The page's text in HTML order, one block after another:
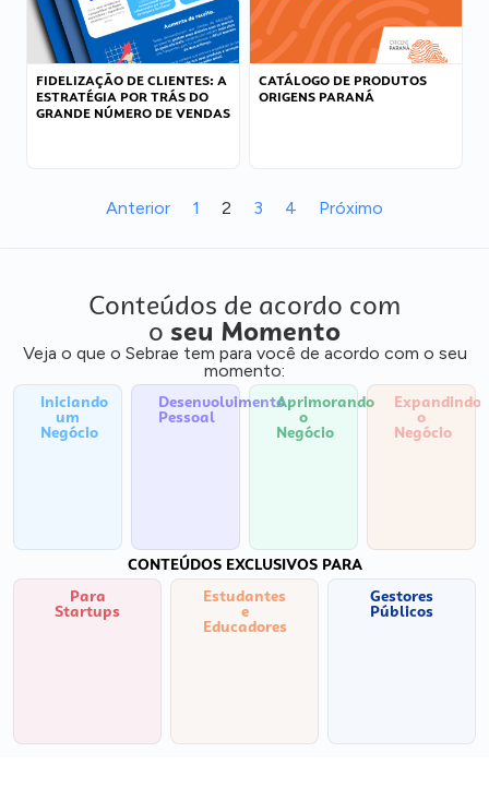
FIDELIZAÇÃO DE CLIENTES: A
ESTRATÉGIA POR TRÁS DO
GRANDE NÚMERO DE VENDAS
CATÁLOGO DE PRODUTOS
ORIGENS PARANÁ
Anterior 1 2 3 4 Próximo
Conteúdos de acordo com
o seu Momento
Veja o que o Sebrae tem para você de acordo com o seu
momento:
Iniciando
um
Negócio
Desenvolvimento
Pessoal
Aprimorando
o
Negócio
Expandindo
o
Negócio
CONTEÚDOS EXCLUSIVOS PARA
Para
Startups
Estudantes
e
Educadores
Gestores
Públicos